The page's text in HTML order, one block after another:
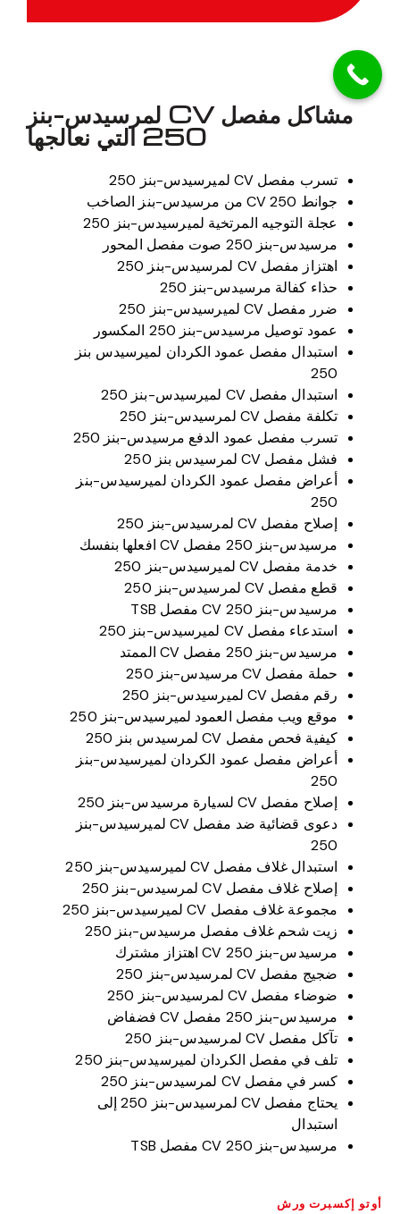
مشاكل مفصل CV لمرسيدس-بنز
250 التي نعالجها
تسرب مفصل CV لميرسيدس-بنز 250
جوانط 250 CV من مرسيدس-بنز الصاخب
عجلة التوجيه المرتخية لميرسيدس-بنز 250
مرسيدس-بنز 250 صوت مفصل المحور
اهتزاز مفصل CV لمرسيدس-بنز 250
حذاء كفالة مرسيدس-بنز 250
ضرر مفصل CV لميرسيدس-بنز 250
عمود توصيل مرسيدس-بنز 250 المكسور
استبدال مفصل عمود الكردان لميرسيدس بنز
250
استبدال مفصل CV لميرسيدس-بنز 250
تكلفة مفصل CV لمرسيدس-بنز 250
تسرب مفصل عمود الدفع مرسيدس-بنز 250
فشل مفصل CV لمرسيدس بنز 250
أعراض مفصل عمود الكردان لميرسيدس-بنز
250
إصلاح مفصل CV لمرسيدس-بنز 250
مرسيدس-بنز 250 مفصل CV افعلها بنفسك
خدمة مفصل CV لميرسيدس-بنز 250
قطع مفصل CV لمرسيدس-بنز 250
مرسيدس-بنز 250 CV مفصل TSB
استدعاء مفصل CV لميرسيدس-بنز 250
مرسيدس-بنز 250 مفصل CV الممتد
حملة مفصل CV مرسيدس-بنز 250
رقم مفصل CV لميرسيدس-بنز 250
موقع ويب مفصل العمود لميرسيدس-بنز 250
كيفية فحص مفصل CV لمرسيدس بنز 250
أعراض مفصل عمود الكردان لميرسيدس-بنز
250
إصلاح مفصل CV لسيارة مرسيدس-بنز 250
دعوى قضائية ضد مفصل CV لميرسيدس-بنز
250
استبدال غلاف مفصل CV لميرسيدس-بنز 250
إصلاح غلاف مفصل CV لمرسيدس-بنز 250
مجموعة غلاف مفصل CV لميرسيدس-بنز 250
زيت شحم غلاف مفصل مرسيدس-بنز 250
مرسيدس-بنز 250 CV اهتزاز مشترك
ضجيج مفصل CV لمرسيدس-بنز 250
ضوضاء مفصل CV لمرسيدس-بنز 250
مرسيدس-بنز 250 مفصل CV فضفاض
تآكل مفصل CV لمرسيدس-بنز 250
تلف في مفصل الكردان لميرسيدس-بنز 250
كسر في مفصل CV لمرسيدس-بنز 250
يحتاج مفصل CV لمرسيدس-بنز 250 إلى
استبدال
مرسيدس-بنز 250 CV مفصل TSB
أوتو إكسبرت ورش